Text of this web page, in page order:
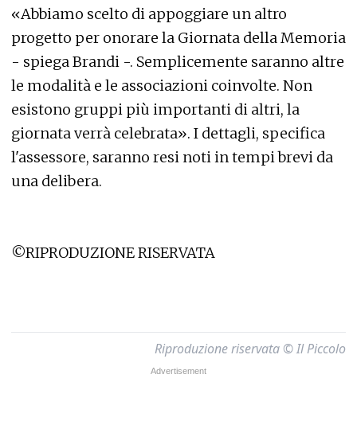
«Abbiamo scelto di appoggiare un altro
progetto per onorare la Giornata della Memoria
- spiega Brandi -. Semplicemente saranno altre
le modalità e le associazioni coinvolte. Non
esistono gruppi più importanti di altri, la
giornata verrà celebrata». I dettagli, specifica
l'assessore, saranno resi noti in tempi brevi da
una delibera.
©RIPRODUZIONE RISERVATA
Riproduzione riservata © Il Piccolo